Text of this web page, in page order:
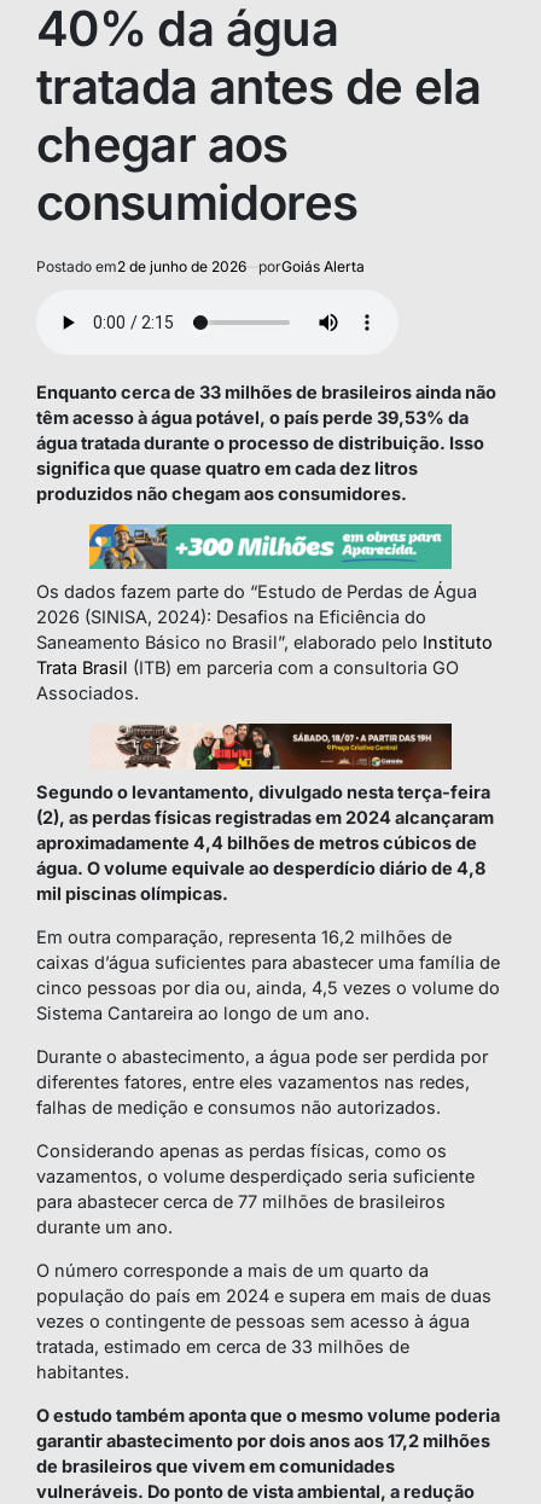
40% da água
tratada antes de ela
chegar aos
consumidores
Postado em2 de junho de 2026 porGoiás Alerta
Enquanto cerca de 33 milhões de brasileiros ainda não
têm acesso à água potável, o país perde 39,53% da
água tratada durante o processo de distribuição. Isso
significa que quase quatro em cada dez litros
produzidos não chegam aos consumidores.
Os dados fazem parte do “Estudo de Perdas de Água
2026 (SINISA, 2024): Desafios na Eficiência do
Saneamento Básico no Brasil”, elaborado pelo Instituto
Trata Brasil (ITB) em parceria com a consultoria GO
Associados.
Segundo o levantamento, divulgado nesta terça-feira
(2), as perdas físicas registradas em 2024 alcançaram
aproximadamente 4,4 bilhões de metros cúbicos de
água. O volume equivale ao desperdício diário de 4,8
mil piscinas olímpicas.
Em outra comparação, representa 16,2 milhões de
caixas d’água suficientes para abastecer uma família de
cinco pessoas por dia ou, ainda, 4,5 vezes o volume do
Sistema Cantareira ao longo de um ano.
Durante o abastecimento, a água pode ser perdida por
diferentes fatores, entre eles vazamentos nas redes,
falhas de medição e consumos não autorizados.
Considerando apenas as perdas físicas, como os
vazamentos, o volume desperdiçado seria suficiente
para abastecer cerca de 77 milhões de brasileiros
durante um ano.
O número corresponde a mais de um quarto da
população do país em 2024 e supera em mais de duas
vezes o contingente de pessoas sem acesso à água
tratada, estimado em cerca de 33 milhões de
habitantes.
O estudo também aponta que o mesmo volume poderia
garantir abastecimento por dois anos aos 17,2 milhões
de brasileiros que vivem em comunidades
vulneráveis. Do ponto de vista ambiental, a redução